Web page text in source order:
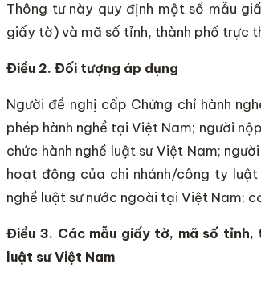
Thông tư này quy định một số mẫu
giấy tờ) và mã số tỉnh, thành phố trực
Điều 2. Đối tượng áp dụng
Người đề nghị cấp Chứng chỉ hành
phép hành nghề tại Việt Nam; người
chức hành nghề luật sư Việt Nam;
hoạt động của chi nhánh/công ty
nghề luật sư nước ngoài tại Việt Nam;
Điều 3. Các mẫu giấy tờ, mã số tỉnh,
luật sư Việt Nam